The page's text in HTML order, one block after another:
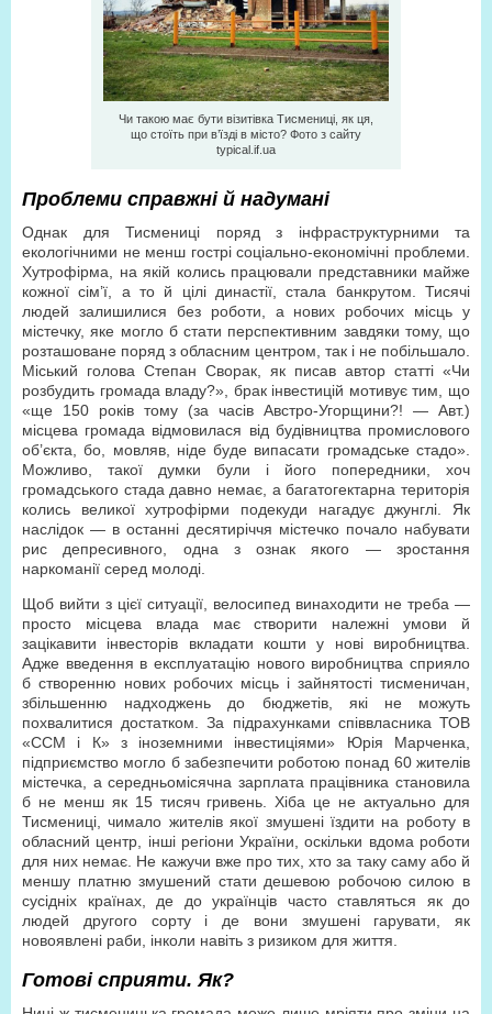
Чи такою має бути візитівка Тисмениці, як ця,
що стоїть при в’їзді в місто? Фото з сайту
typical.if.ua
Проблеми справжні й надумані
Однак для Тисмениці поряд з інфраструктурними та
екологічними не менш гострі соціально-економічні проблеми.
Хутрофірма, на якій колись працювали представники майже
кожної сім’ї, а то й цілі династії, стала банкрутом. Тисячі
людей залишилися без роботи, а нових робочих місць у
містечку, яке могло б стати перспективним завдяки тому, що
розташоване поряд з обласним центром, так і не побільшало.
Міський голова Степан Сворак, як писав автор статті «Чи
розбудить громада владу?», брак інвестицій мотивує тим, що
«ще 150 років тому (за часів Австро-Угорщини?! — Авт.)
місцева громада відмовилася від будівництва промислового
об’єкта, бо, мовляв, ніде буде випасати громадське стадо».
Можливо, такої думки були і його попередники, хоч
громадського стада давно немає, а багатогектарна територія
колись великої хутрофірми подекуди нагадує джунглі. Як
наслідок — в останні десятиріччя містечко почало набувати
рис депресивного, одна з ознак якого — зростання
наркоманії серед молоді.
Щоб вийти з цієї ситуації, велосипед винаходити не треба —
просто місцева влада має створити належні умови й
зацікавити інвесторів вкладати кошти у нові виробництва.
Адже введення в експлуатацію нового виробництва сприяло
б створенню нових робочих місць і зайнятості тисменичан,
збільшенню надходжень до бюджетів, які не можуть
похвалитися достатком. За підрахунками співвласника ТОВ
«ССМ і К» з іноземними інвестиціями» Юрія Марченка,
підприємство могло б забезпечити роботою понад 60 жителів
містечка, а середньомісячна зарплата працівника становила
б не менш як 15 тисяч гривень. Хіба це не актуально для
Тисмениці, чимало жителів якої змушені їздити на роботу в
обласний центр, інші регіони України, оскільки вдома роботи
для них немає. Не кажучи вже про тих, хто за таку саму або й
меншу платню змушений стати дешевою робочою силою в
сусідніх країнах, де до українців часто ставляться як до
людей другого сорту і де вони змушені гарувати, як
новоявлені раби, інколи навіть з ризиком для життя.
Готові сприяти. Як?